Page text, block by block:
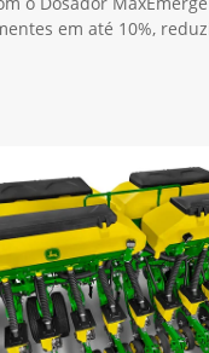
em até 10%,